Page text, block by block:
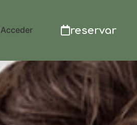
Acceder reservar